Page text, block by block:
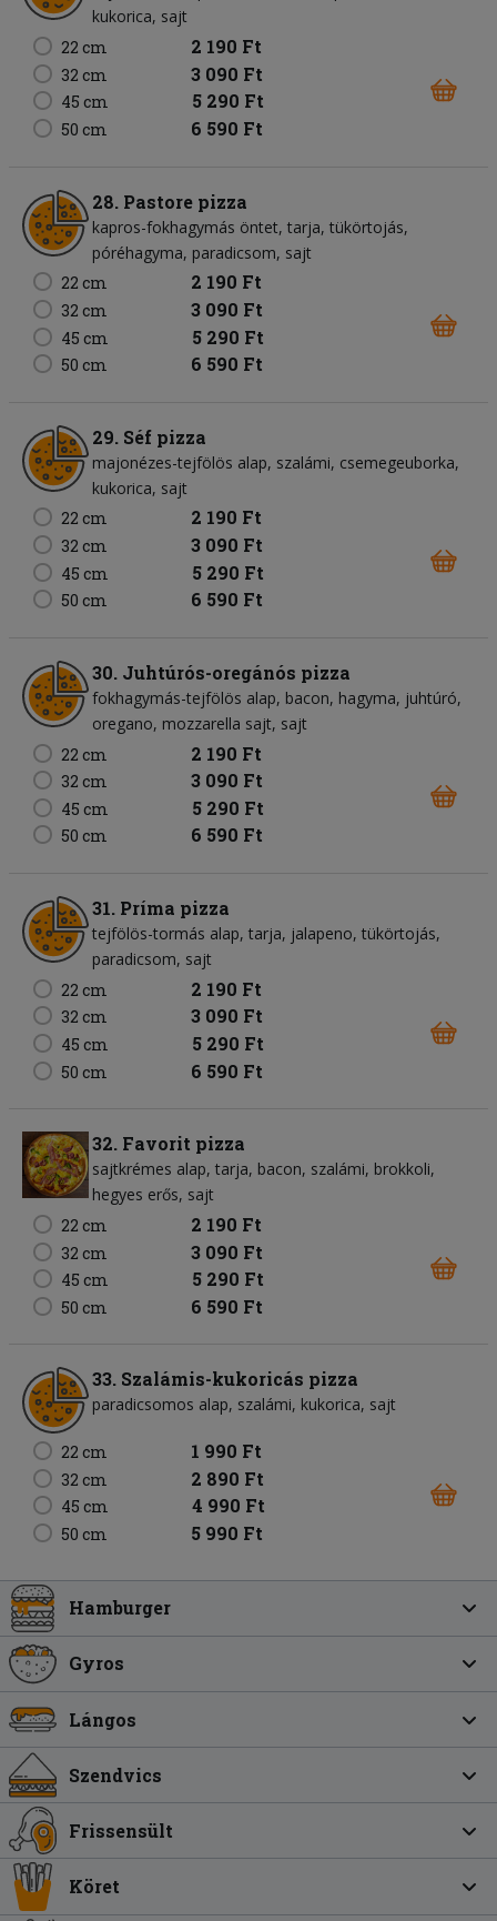
kukorica sajt
22 cm
2 190 Ft
32 cm 3 090 Ft
45 cm 5 290 Ft
50 cm 6 590 Ft
28. Pastore pizza
kapros-fokhagymás öntet tarja tükörtojás
póréhagyma paradicsom sajt
22 cm
2 190 Ft
32 cm 3 090 Ft
45 cm 5 290 Ft
50 cm 6 590 Ft
29. Séf pizza
majonézes-tejfölös alap szalámi csemegeuborka
kukorica sajt
22 cm
2 190 Ft
32 cm 3 090 Ft
45 cm 5 290 Ft
50 cm 6 590 Ft
30. Juhtúrós-oregánós pizza
fokhagymás-tejfölös alap bacon hagyma juhtúró
oregano mozzarella sajt sajt
22 cm
2 190 Ft
32 cm 3 090 Ft
45 cm 5 290 Ft
50 cm 6 590 Ft
31. Príma pizza
tejfölös-tormás alap tarja jalapeno tükörtojás
paradicsom sajt
22 cm
2 190 Ft
32 cm 3 090 Ft
45 cm 5 290 Ft
50 cm 6 590 Ft
32. Favorit pizza
sajtkrémes alap tarja bacon szalámi brokkoli
hegyes erős sajt
22 cm
2 190 Ft
32 cm 3 090 Ft
45 cm 5 290 Ft
50 cm 6 590 Ft
33. Szalámis-kukoricás pizza
paradicsomos alap szalámi kukorica sajt
22 cm 1 990 Ft
32 cm 2 890 Ft
45 cm 4 990 Ft
50 cm 5 990 Ft
Hamburger
Gyros
Lángos
Szendvics
Frissensült
Köret